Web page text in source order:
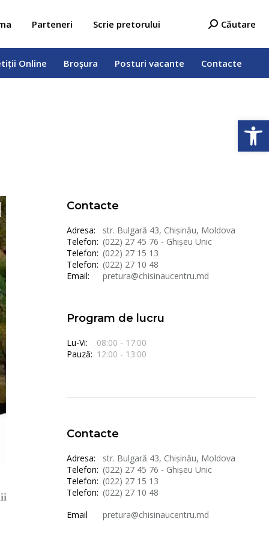
Parteneri Scrie pretorului Search:
Căutare
Online Broșura Posturi vacante Contacte
Contacte
Adresa:
str. Bulgară 43, Chișinău, Moldova
Telefon: (022) 27 45 76 - Ghișeu Unic
Telefon: (022) 27 15 13
Telefon: (022) 27 10 48
Email:
pretura@chisinaucentru.md
Program de lucru
Lu-Vi:
08:00 - 17:00
Pauză: 12:00 - 13:00
Contacte
Adresa:
str. Bulgară 43, Chișinău, Moldova
Telefon: (022) 27 45 76 - Ghișeu Unic
Telefon: (022) 27 15 13
Telefon: (022) 27 10 48
Email
pretura@chisinaucentru.md
Online Broșura Posturi vacante Contacte